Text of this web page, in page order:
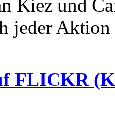
Kiez und
jeder Aktion
FLICKR